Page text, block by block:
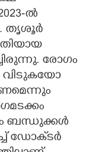
ൽ
തൃശൂർ
രോഗം
വിടുകയോ
ബന്ധുക്കൾ
ഡോക്‌‌ടർ